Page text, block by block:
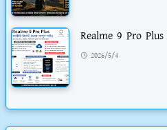
Realme 9 Pro Plus
2026/5/4